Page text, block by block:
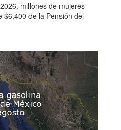
millones de mujeres
$6,400 de la Pensión del